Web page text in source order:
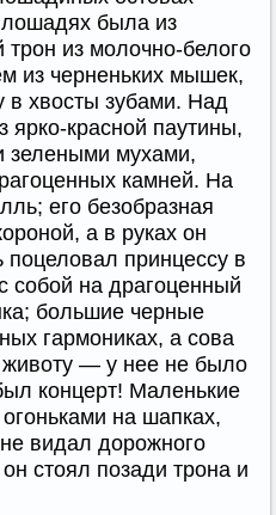
лошадях была из
из молочно-белого
из черненьких мышек,
в хвосты зубами. Над
красной паутины,
зелеными мухами,
камней. На
его безобразная
а в руках он
принцессу в
собой на драгоценный
большие черные
гармониках, а сова
— у нее не было
концерт! Маленькие
на шапках,
видал дорожного
стоял позади трона и